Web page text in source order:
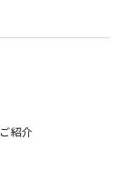
ご紹介